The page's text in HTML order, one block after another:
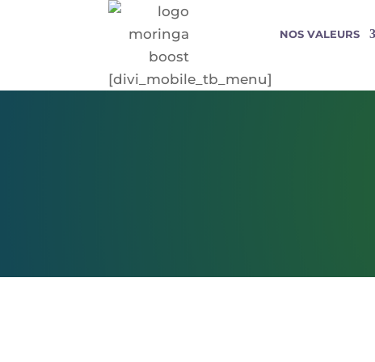
NOS VALEURS
[divi_mobile_tb_menu]